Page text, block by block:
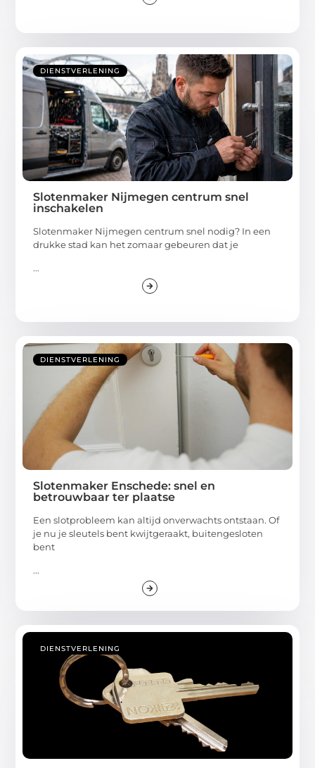
DIENSTVERLENING
Slotenmaker Nijmegen centrum snel
inschakelen
Slotenmaker Nijmegen centrum snel nodig? In een
drukke stad kan het zomaar gebeuren dat je
...
DIENSTVERLENING
Slotenmaker Enschede: snel en
betrouwbaar ter plaatse
Een slotprobleem kan altijd onverwachts ontstaan. Of
je nu je sleutels bent kwijtgeraakt, buitengesloten
bent
...
DIENSTVERLENING